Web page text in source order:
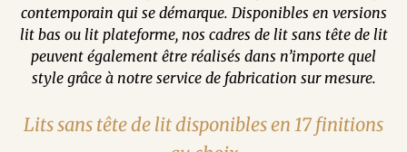
contemporain qui se démarque. Disponibles en versions
lit bas ou lit plateforme, nos cadres de lit sans tête de lit
peuvent également être réalisés dans n’importe quel
style grâce à notre service de fabrication sur mesure.
Lits sans tête de lit disponibles en 17 finitions